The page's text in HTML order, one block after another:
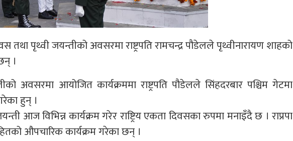
तथा पृथ्वी जयन्तीको अवसरमा राष्ट्रपति रामचन्द्र पौडेलले पृथ्वीनारायण शाहको
।
अवसरमा आयोजित कार्यक्रममा राष्ट्रपति पौडेलले सिंहदरबार पश्चिम गेटमा
हुन् ।
आज विभिन्न कार्यक्रम गरेर राष्ट्रिय एकता दिवसका रुपमा मनाइँदै छ । राप्रपा
औपचारिक कार्यक्रम गरेका छन् ।